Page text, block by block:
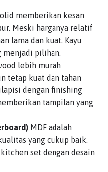
memberikan kesan
Meski harganya relatif
lama dan kuat. Kayu
menjadi pilihan.
lebih murah
tetap kuat dan tahan
dengan finishing
tampilan yang
MDF adalah
yang cukup baik.
set dengan desain